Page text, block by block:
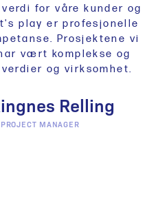
for våre kunder og
play er profesjonelle
Prosjektene vi
vært komplekse og
og virksomhet.
Relling
MANAGER